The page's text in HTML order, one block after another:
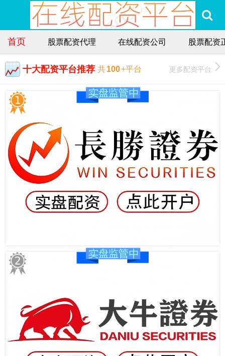
首页 股票配资代理 在线配资公司 股票配资
十大配资平台推荐 共100+平台 更多配资平台